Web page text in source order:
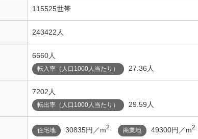
115525世帯
243422人
6660人
転入率（人口1000人当たり） 27.36人
7202人
転出率（人口1000人当たり） 29.59人
住宅地 30835円／m2 商業地 49300円／m2